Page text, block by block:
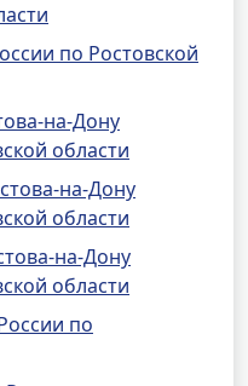
по Ростовской
на-Дону
области
на-Дону
области
на-Дону
области
по